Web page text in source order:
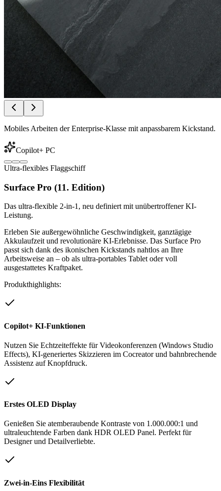
Mobiles Arbeiten der Enterprise-Klasse mit anpassbarem Kickstand.
Copilot+ PC
Ultra-flexibles Flaggschiff
Surface Pro (11. Edition)
Das ultra-flexible 2-in-1, neu definiert mit unübertroffener KI-
Leistung.
Erleben Sie außergewöhnliche Geschwindigkeit, ganztägige
Akkulaufzeit und revolutionäre KI-Erlebnisse. Das Surface Pro
passt sich dank des ikonischen Kickstands nahtlos an Ihre
Arbeitsweise an – ob als ultra-portables Tablet oder voll
ausgestattetes Kraftpaket.
Produkthighlights:
Copilot+ KI-Funktionen
Nutzen Sie Echtzeiteffekte für Videokonferenzen (Windows Studio
Effects), KI-generiertes Skizzieren im Cocreator und bahnbrechende
Assistenz auf Knopfdruck.
Erstes OLED Display
Genießen Sie atemberaubende Kontraste von 1.000.000:1 und
ultraleuchtende Farben dank HDR OLED Panel. Perfekt für
Designer und Detailverliebte.
Zwei-in-Eins Flexibilität